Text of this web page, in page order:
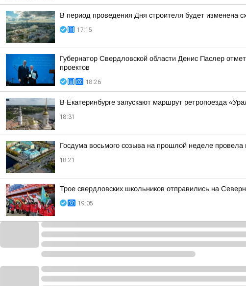
В период проведения Дня строителя будет изменена
17:15
Губернатор Свердловской области Денис Паслер
проектов
18:26
В Екатеринбурге запускают маршрут ретропоезда
18:31
Госдума восьмого созыва на прошлой неделе провела
18:21
Трое свердловских школьников отправились на
19:05